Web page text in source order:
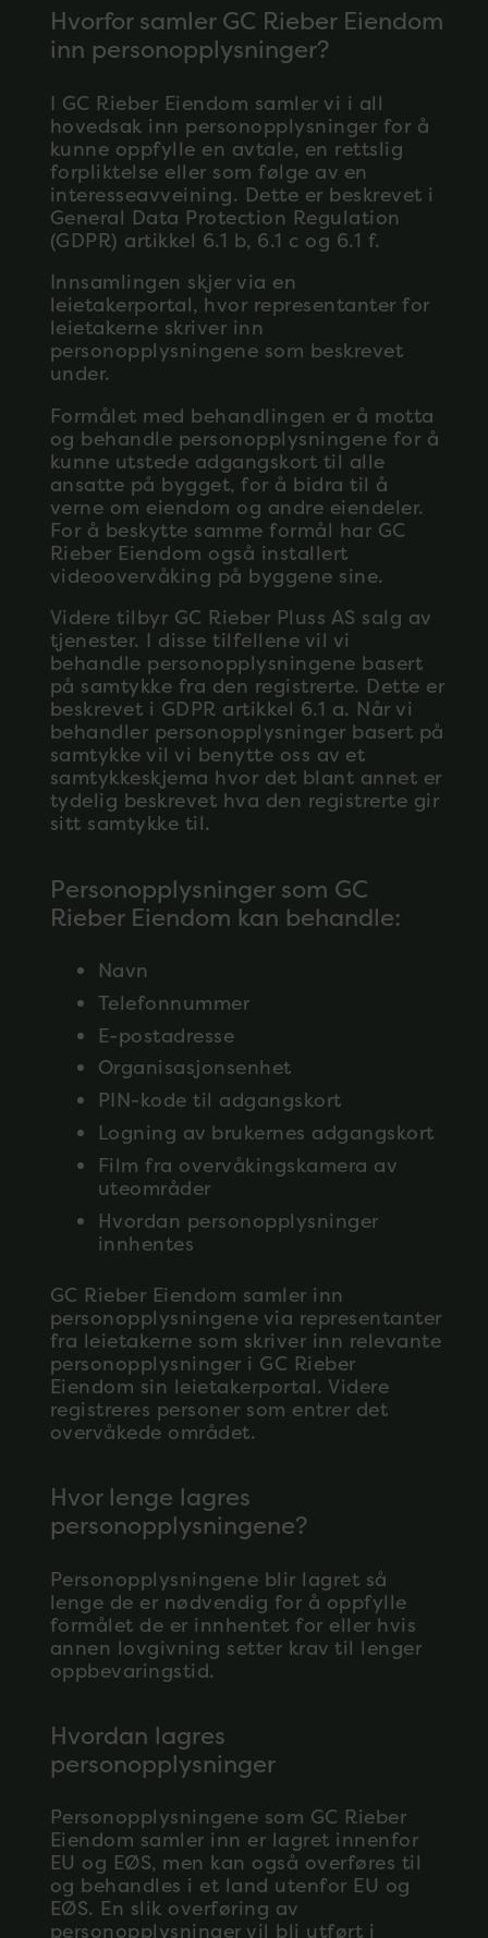
Hvorfor samler GC Rieber Eiendom
inn personopplysninger?
I GC Rieber Eiendom samler vi i all
hovedsak inn personopplysninger for å
kunne oppfylle en avtale, en rettslig
forpliktelse eller som følge av en
interesseavveining. Dette er beskrevet i
General Data Protection Regulation
(GDPR) artikkel 6.1 b, 6.1 c og 6.1 f.
Innsamlingen skjer via en
leietakerportal, hvor representanter for
leietakerne skriver inn
personopplysningene som beskrevet
under.
Formålet med behandlingen er å motta
og behandle personopplysningene for å
kunne utstede adgangskort til alle
ansatte på bygget, for å bidra til å
verne om eiendom og andre eiendeler.
For å beskytte samme formål har GC
Rieber Eiendom også installert
videoovervåking på byggene sine.
Videre tilbyr GC Rieber Pluss AS salg av
tjenester. I disse tilfellene vil vi
behandle personopplysningene basert
på samtykke fra den registrerte. Dette er
beskrevet i GDPR artikkel 6.1 a. Når vi
behandler personopplysninger basert på
samtykke vil vi benytte oss av et
samtykkeskjema hvor det blant annet er
tydelig beskrevet hva den registrerte gir
sitt samtykke til.
Personopplysninger som GC
Rieber Eiendom kan behandle:
Navn
Telefonnummer
E-postadresse
Organisasjonsenhet
PIN-kode til adgangskort
Logning av brukernes adgangskort
Film fra overvåkingskamera av
uteområder
Hvordan personopplysninger
innhentes
GC Rieber Eiendom samler inn
personopplysningene via representanter
fra leietakerne som skriver inn relevante
personopplysninger i GC Rieber
Eiendom sin leietakerportal. Videre
registreres personer som entrer det
overvåkede området.
Hvor lenge lagres
personopplysningene?
Personopplysningene blir lagret så
lenge de er nødvendig for å oppfylle
formålet de er innhentet for eller hvis
annen lovgivning setter krav til lenger
oppbevaringstid.
Hvordan lagres
personopplysninger
Personopplysningene som GC Rieber
Eiendom samler inn er lagret innenfor
EU og EØS, men kan også overføres til
og behandles i et land utenfor EU og
EØS. En slik overføring av
personopplysninger vil bli utført i